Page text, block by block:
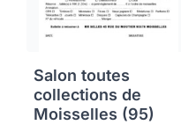
Salon toutes
collections de
Moisselles (95)